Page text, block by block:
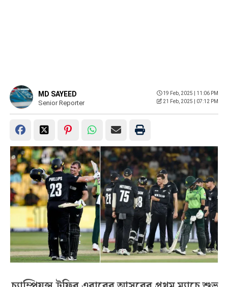
MD SAYEED
Senior Reporter
19 Feb, 2025 | 11:06 PM
21 Feb, 2025 | 07:12 PM